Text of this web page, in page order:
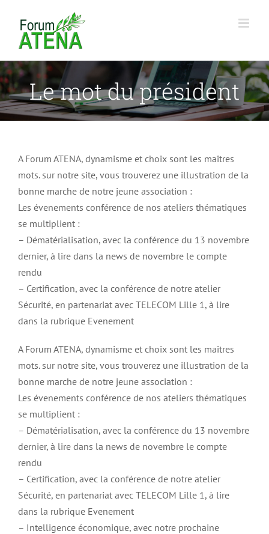
contenu
Le mot du président
A Forum ATENA, dynamisme et choix sont les maîtres
mots. sur notre site, vous trouverez une illustration de la
bonne marche de notre jeune association :
Les évenements conférence de nos ateliers thématiques
se multiplient :
– Dématérialisation, avec la conférence du 13 novembre
dernier, à lire dans la news de novembre le compte
rendu
– Certification, avec la conférence de notre atelier
Sécurité, en partenariat avec TELECOM Lille 1, à lire
dans la rubrique Evenement
A Forum ATENA, dynamisme et choix sont les maîtres
mots. sur notre site, vous trouverez une illustration de la
bonne marche de notre jeune association :
Les évenements conférence de nos ateliers thématiques
se multiplient :
– Dématérialisation, avec la conférence du 13 novembre
dernier, à lire dans la news de novembre le compte
rendu
– Certification, avec la conférence de notre atelier
Sécurité, en partenariat avec TELECOM Lille 1, à lire
dans la rubrique Evenement
– Intelligence économique, avec notre prochaine